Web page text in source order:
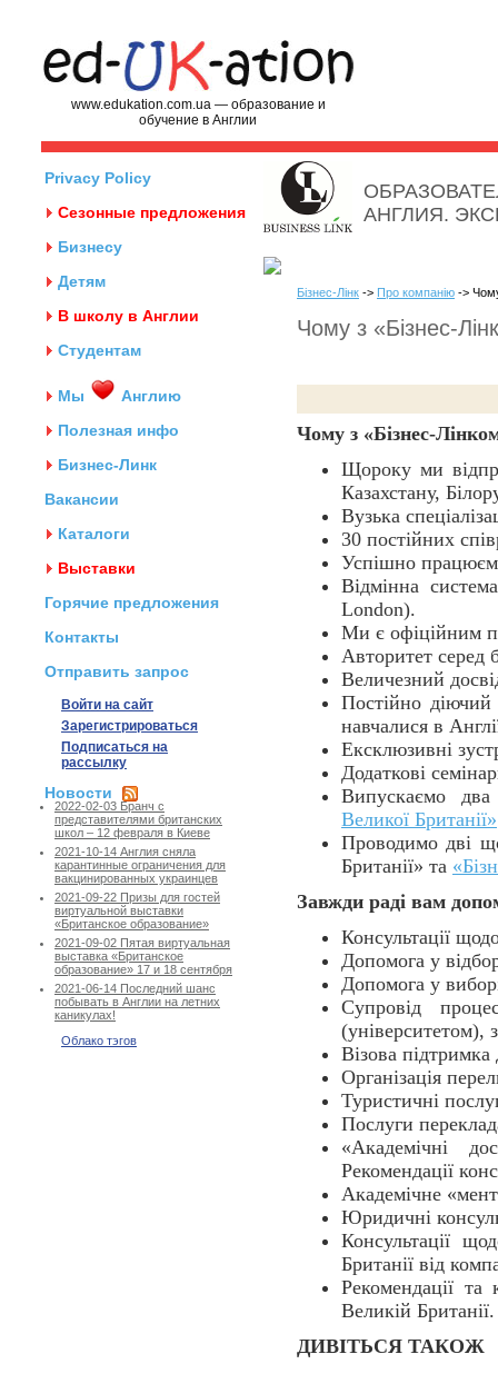
www.edukation.com.ua — образование и
обучение в Англии
Privacy Policy
Сезонные предложения
Бизнесу
Детям
В школу в Англии
Студентам
Мы
Англию
Полезная инфо
Бизнес-Линк
Вакансии
Каталоги
Выставки
Горячие предложения
Контакты
Отправить запрос
Войти на сайт
Зарегистрироваться
Подписаться на
рассылку
Новости
2022-02-03 Бранч с
представителями британских
школ – 12 февраля в Киеве
2021-10-14 Англия сняла
карантинные ограничения для
вакцинированных украинцев
2021-09-22 Призы для гостей
виртуальной выставки
«Британское образование»
2021-09-02 Пятая виртуальная
выставка «Британское
образование» 17 и 18 сентября
2021-06-14 Последний шанс
побывать в Англии на летних
каникулах!
Облако тэгов
АНГЛИЯ.
Бізнес-Лінк -> Про компанію ->
Чому з «Бізнес-
Чому з «Бізнес-
Щороку ми
Казахстану,
Вузька
30 постійних
Успішно
Відмінна
London).
Ми є офіційним
Авторитет серед
Величезний
Постійно
навчалися в
Ексклюзивні
Додаткові
Випускаємо
Великої Британії»
Проводимо дві
Британії» та
Завжди раді вам
Консультації
Допомога у
Допомога у
Супровід
Візова підтримка
Організація
Туристичні
Послуги
«Академічні
Рекомендації
Академічне
Юридичні
Консультації
Британії від
Рекомендації
Великій Британії.
ДИВІТЬСЯ ТАКОЖ